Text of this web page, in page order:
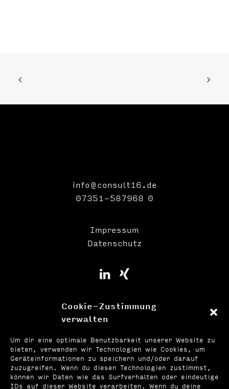
Cookie-Zustimmung
verwalten
Um dir eine optimale Benutzbarkeit unserer Website zu
bieten, verwenden wir Technologien wie Cookies, um
Geräteinformationen zu speichern und/oder darauf
zuzugreifen. Wenn du diesen Technologien zustimmst,
können wir Daten wie das Surfverhalten oder eindeutige
IDs auf dieser Website verarbeiten. Wenn du deine
info@consult16.de
07351-587968 0
Impressum
Datenschutz